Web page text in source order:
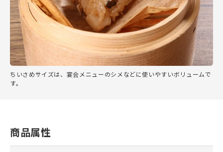
ちいさめサイズは、宴会メニューのシメなどに使いやすいボリュームで
す。
商品属性